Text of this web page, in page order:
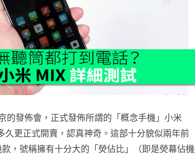
的發佈會，正式發佈所謂的「概念手機」小米
久更正式開賣，認真神奇。這部十分貌似兩年前
款，號稱擁有十分大的「熒佔比」（即是熒幕佔機